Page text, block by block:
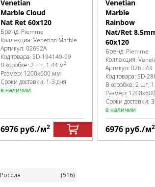
Venetian
Marble Cloud
Nat Ret 60x120
Бренд: Piemme
Коллекция: Venetian Marble
Артикул: 02692A
Код товара: SD-194149-99
В коробке: 2 шт, 1.44 м2
Размер: 1200x600 мм
Сроки доставки: 1-3 дня
в наличии
6976 руб./м2
Venetian
Marble
Rainbow
Nat/Ret
60x120
Бренд: Piemme
Коллекция:
Артикул: 02657B
Код товара: SD-
В коробке: 2 шт,
Размер:
Сроки доставки:
в наличии
6976 руб./м2
Россия (516)